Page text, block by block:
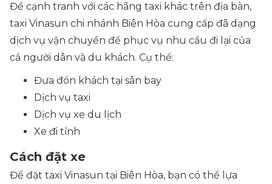
Để cạnh tranh với các hãng taxi khác trên địa bàn,
taxi Vinasun chi nhánh Biên Hòa cung cấp đã dạng
dịch vụ vận chuyển để phục vụ nhu cầu đi lại của
cả người dân và du khách. Cụ thể:
Đưa đón khách tại sân bay
Dịch vụ taxi
Dịch vụ xe du lịch
Xe đi tỉnh
Cách đặt xe
Để đặt taxi Vinasun tại Biên Hòa, bạn có thể lựa